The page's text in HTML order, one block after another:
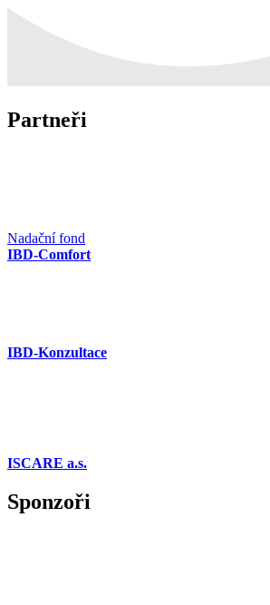
Partneři
Nadační fond
IBD-Comfort
IBD-Konzultace
ISCARE a.s.
Sponzoři